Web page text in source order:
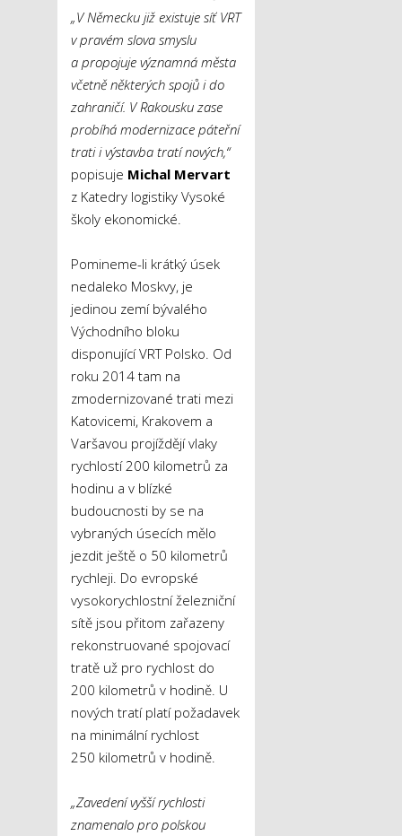
„V Německu již existuje síť VRT
v pravém slova smyslu
a propojuje významná města
včetně některých spojů i do
zahraničí. V Rakousku zase
probíhá modernizace páteřní
trati i výstavba tratí nových,“
popisuje Michal Mervart
z Katedry logistiky Vysoké
školy ekonomické.
Pomineme-li krátký úsek
nedaleko Moskvy, je
jedinou zemí bývalého
Východního bloku
disponující VRT Polsko. Od
roku 2014 tam na
zmodernizované trati mezi
Katovicemi, Krakovem a
Varšavou projíždějí vlaky
rychlostí 200 kilometrů za
hodinu a v blízké
budoucnosti by se na
vybraných úsecích mělo
jezdit ještě o 50 kilometrů
rychleji. Do evropské
vysokorychlostní železniční
sítě jsou přitom zařazeny
rekonstruované spojovací
tratě už pro rychlost do
200 kilometrů v hodině. U
nových tratí platí požadavek
na minimální rychlost
250 kilometrů v hodině.
„Zavedení vyšší rychlosti
znamenalo pro polskou